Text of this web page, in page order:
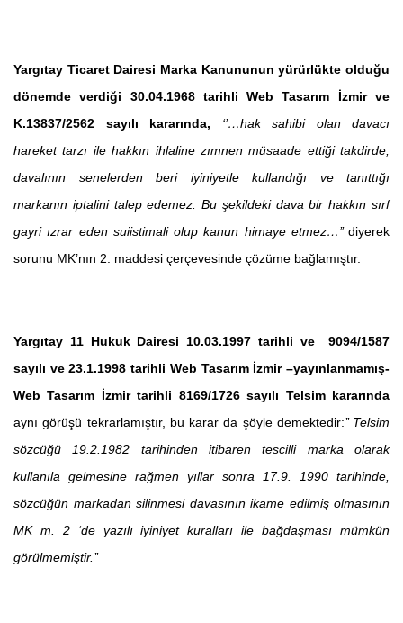
Yargıtay Ticaret Dairesi Marka Kanununun yürürlükte olduğu
dönemde verdiği 30.04.1968 tarihli Web Tasarım İzmir ve
K.13837/2562 sayılı kararında,
‘’…hak sahibi olan davacı
hareket tarzı ile hakkın ihlaline zımnen müsaade ettiği takdirde,
davalının senelerden beri iyiniyetle kullandığı ve tanıttığı
markanın iptalini talep edemez. Bu şekildeki dava bir hakkın sırf
gayri ızrar eden suiistimali olup kanun himaye etmez…’’ diyerek
sorunu MK’nın 2. maddesi çerçevesinde çözüme bağlamıştır.
Yargıtay 11 Hukuk Dairesi 10.03.1997 tarihli ve 9094/1587
sayılı ve 23.1.1998 tarihli Web Tasarım İzmir –yayınlanmamış-
Web Tasarım İzmir tarihli 8169/1726 sayılı Telsim kararında
aynı görüşü tekrarlamıştır, bu karar da şöyle demektedir:’’ Telsim
sözcüğü 19.2.1982 tarihinden itibaren tescilli marka olarak
kullanıla gelmesine rağmen yıllar sonra 17.9. 1990 tarihinde,
sözcüğün markadan silinmesi davasının ikame edilmiş olmasının
MK m. 2 ‘de yazılı iyiniyet kuralları ile bağdaşması mümkün
görülmemiştir.’’